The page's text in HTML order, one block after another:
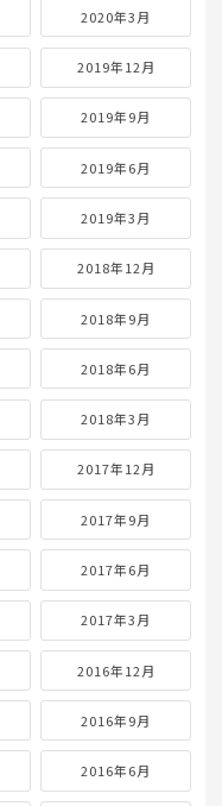
2020年3月
2019年12月
2019年9月
2019年6月
2019年3月
2018年12月
2018年9月
2018年6月
2018年3月
2017年12月
2017年9月
2017年6月
2017年3月
2016年12月
2016年9月
2016年6月